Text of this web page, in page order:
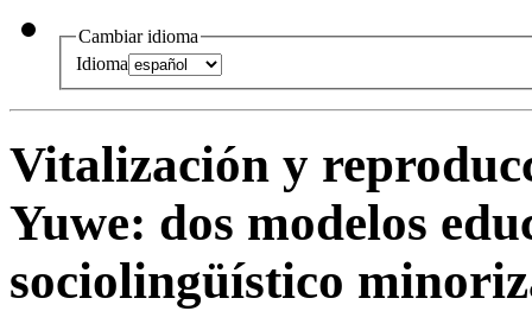
Cambiar idioma
Idioma
Vitalización y
Yuwe: dos modelos
sociolingüístico